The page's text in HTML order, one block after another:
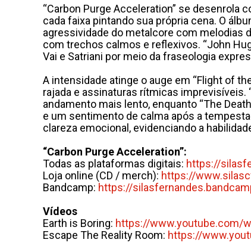
“Carbon Purge Acceleration” se
cada faixa pintando sua própria cena. O
agressividade do metalcore com melodias
com trechos calmos e reflexivos. “John
Vai e Satriani por meio da fraseologia
A intensidade atinge o auge em “Flight of
rajada e assinaturas rítmicas
andamento mais lento, enquanto “The
e um sentimento de calma após a
clareza emocional, evidenciando a
“Carbon Purge Acceleration”:
Todas as plataformas digitais: https://
Loja online (CD / merch): https://
Bandcamp: https://silasfernandes.
Vídeos
Earth is Boring: https://www.youtube.com/
Escape The Reality Room: https://